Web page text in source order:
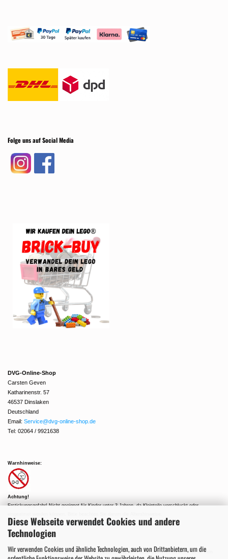
Diese Webseite verwendet Cookies und andere
Technologien
Wir verwenden Cookies und ähnliche Technologien, auch von Drittanbietern, um die
Folge uns auf Social Media
DVG-Online-Shop
Carsten Geven
Katharinenstr. 57
46537 Dinslaken
Deutschland
Email: Service@dvg-online-shop.de
Tel: 02064 / 9921638
Warnhinweise:
Achtung!
Erstickungsgefahr! Nicht geeignet für Kinder unter 3 Jahren, da Kleinteile verschluckt oder
-> weitere Informationen zur Produktsicherheit !
Gebrauchte Artikel unterliegen der Differenzbesteuerung nach §25a UStG. In diesem Fall ist kein